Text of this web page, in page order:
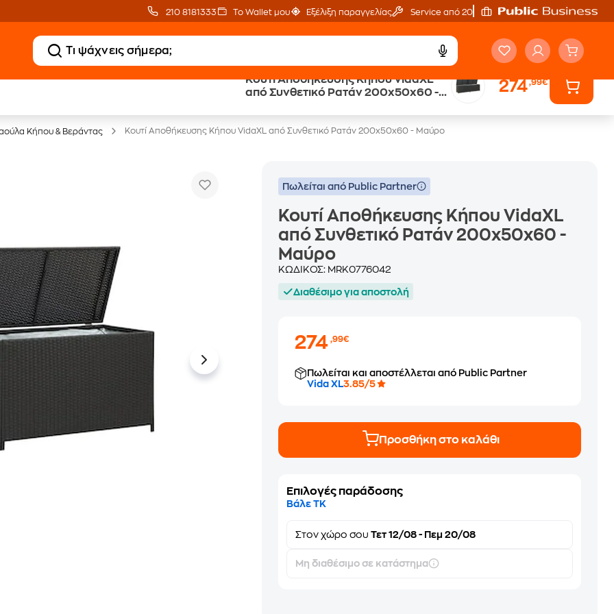
210 8181333 Το Wallet μου Εξέλιξη παραγγελίας Service από 20'
Κουτί Αποθήκευσης Κήπου VidaXL
από Συνθετικό Ρατάν 200x50x60 -
274,99€
Κήπου & Βεράντας Κουτί Αποθήκευσης Κήπου VidaXL από Συνθετικό Ρατάν 200x50x60 - Μαύρο
Πωλείται από Public Partner
Κουτί Αποθήκευσης Κήπου VidaXL
από Συνθετικό Ρατάν 200x50x60 -
Μαύρο
ΚΩΔΙΚΟΣ: MRK0776042
Διαθέσιμο για αποστολή
274,99€
Πωλείται και αποστέλλεται από Public Partner
Vida XL3.85/5
Προσθήκη στο καλάθι
Επιλογές παράδοσης
Βάλε ΤΚ
Στονχώρο σου Τετ 12/08 - Πεμ 20/08
Μη διαθέσιμο σε κατάστημα